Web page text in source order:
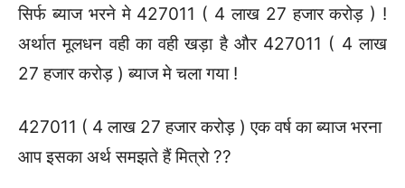
सिर्फ ब्याज भरने मे 427011 ( 4 लाख 27 हजार करोड़ ) !
अर्थात मूलधन वही का वही खड़ा है और 427011 ( 4 लाख
27 हजार करोड़ ) ब्याज मे चला गया !
427011 ( 4 लाख 27 हजार करोड़ ) एक वर्ष का ब्याज भरना
आप इसका अर्थ समझते हैं मित्रो ??